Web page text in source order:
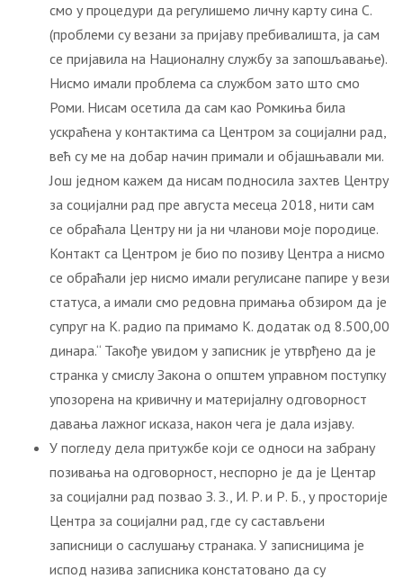
смо у процедури да регулишемо личну карту сина С.
(проблеми су везани за пријаву пребивалишта, ја сам
се пријавила на Националну службу за запошљавање).
Нисмо имали проблема са службом зато што смо
Роми. Нисам осетила да сам као Ромкиња била
ускраћена у контактима са Центром за социјални рад,
већ су ме на добар начин примали и објашњавали ми.
Још једном кажем да нисам подносила захтев Центру
за социјални рад пре августа месеца 2018, нити сам
се обраћала Центру ни ја ни чланови моје породице.
Контакт са Центром је био по позиву Центра а нисмо
се обраћали јер нисмо имали регулисане папире у вези
статуса, а имали смо редовна примања обзиром да је
супруг на К. радио па примамо К. додатак од 8.500,00
динара.“ Такође увидом у записник је утврђено да је
странка у смислу Закона о општем управном поступку
упозорена на кривичну и материјалну одговорност
давања лажног исказа, након чега је дала изјаву.
У погледу дела притужбе који се односи на забрану
позивања на одговорност, неспорно је да је Центар
за социјални рад позвао З. З., И. Р. и Р. Б., у просторије
Центра за социјални рад, где су састављени
записници о саслушању странака. У записницима је
испод назива записника констатовано да су